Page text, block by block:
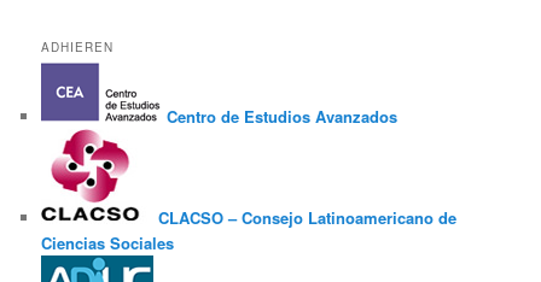
ADHIEREN
Centro de Estudios Avanzados
CLACSO – Consejo Latinoamericano de
Ciencias Sociales